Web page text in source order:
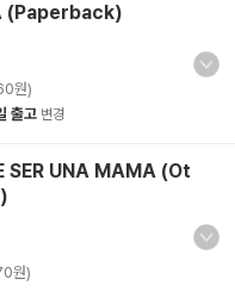
(Paperback)
원)
출고 변경
SER UNA MAMA (Ot
원)